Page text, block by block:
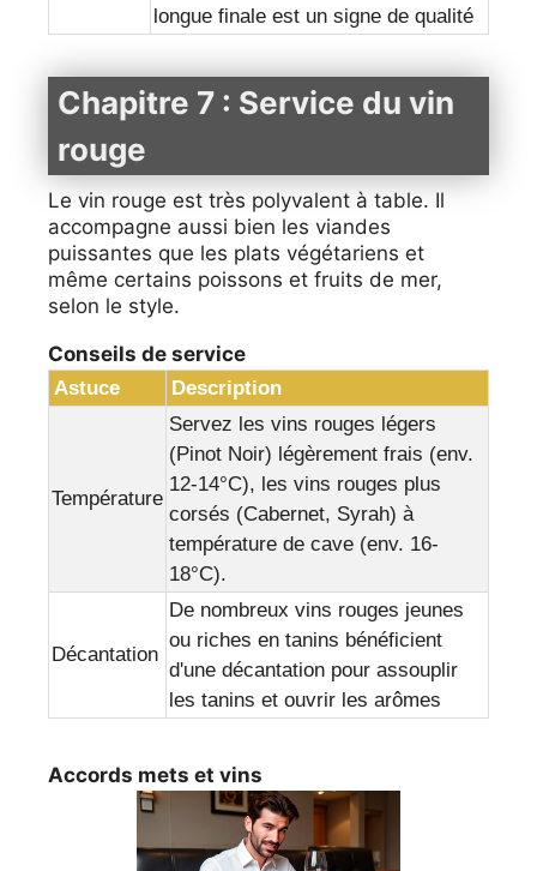
longue finale est un signe de qualité
Chapitre 7 : Service du vin
rouge
Le vin rouge est très polyvalent à table. Il
accompagne aussi bien les viandes
puissantes que les plats végétariens et
même certains poissons et fruits de mer,
selon le style.
Conseils de service
Astuce Description
Température
Servez les vins rouges légers
(Pinot Noir) légèrement frais (env.
12-14°C), les vins rouges plus
corsés (Cabernet, Syrah) à
température de cave (env. 16-
18°C).
Décantation
De nombreux vins rouges jeunes
ou riches en tanins bénéficient
d'une décantation pour assouplir
les tanins et ouvrir les arômes
Accords mets et vins